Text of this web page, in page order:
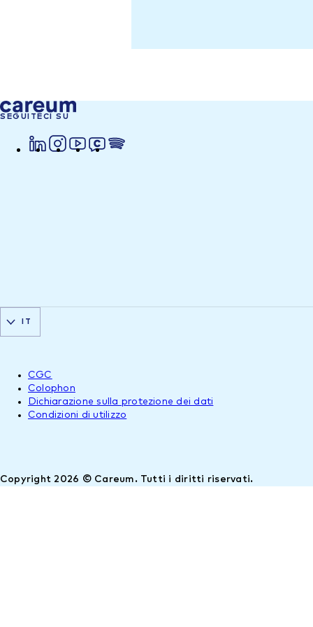
SEGUITECI SU
Copyright 2026 © Careum. Tutti i diritti riservati.
CGC
Colophon
Dichiarazione sulla protezione dei dati
Condizioni di utilizzo
IT